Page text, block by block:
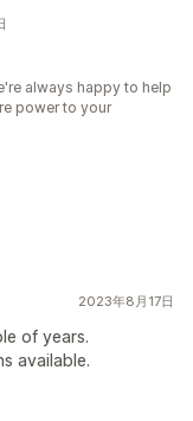
always happy to help
power to your
2023年8月17日
of years.
available.